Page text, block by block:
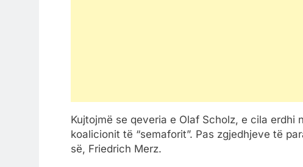
Kujtojmë se qeveria e Olaf Scholz, e cila
koalicionit të “semaforit”. Pas zgjedhjeve të
së, Friedrich Merz.